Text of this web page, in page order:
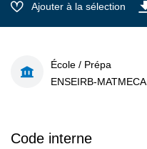
Ajouter à la sélection
École / Prépa
ENSEIRB-MATMECA
Code interne